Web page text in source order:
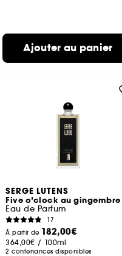
Ajouter au panier
SERGE LUTENS
Five o’clock au gingembre
Eau de Parfum
17
À partir de 182,00€
364,00€ / 100ml
2 contenances disponibles